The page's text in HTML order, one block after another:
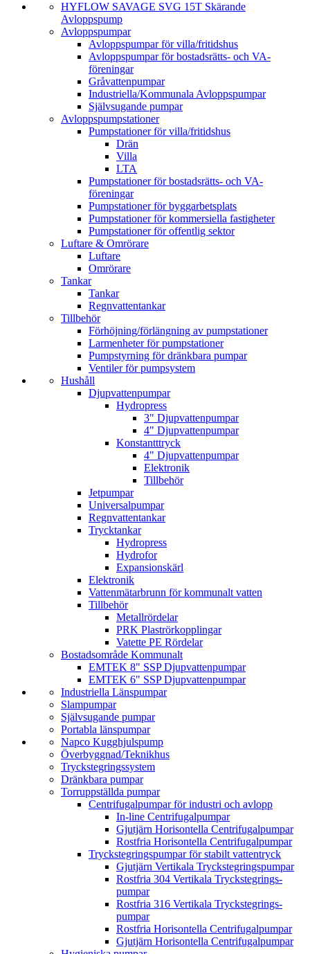
HYFLOW SAVAGE SVG 15T Skärande
Avloppspump
Avloppspumpar
Avloppspumpar för villa/fritidshus
Avloppspumpar för bostadsrätts- och VA-
föreningar
Gråvattenpumpar
Industriella/Kommunala Avloppspumpar
Självsugande pumpar
Avlopps­pumpstationer
Pumpstationer för villa/fritidshus
Drän
Villa
LTA
Pumpstationer för bostadsrätts- och VA-
föreningar
Pumpstationer för byggarbetsplats
Pumpstationer för kommersiella fastigheter
Pumpstationer för offentlig sektor
Luftare & Omrörare
Luftare
Omrörare
Tankar
Tankar
Regnvattentankar
Tillbehör
Förhöjning/förlängning av pumpstationer
Larmenheter för pumpstationer
Pumpstyrning för dränkbara pumpar
Ventiler för pumpsystem
Hushåll
Djupvatten­pumpar
Hydropress
3" Djupvatten­­pumpar
4" Djupvatten­pumpar
Konstantttryck
4" Djupvattenpumpar
Elektronik
Tillbehör
Jetpumpar
Universalpumpar
Regnvattentankar
Trycktankar
Hydropress
Hydrofor
Expansionskärl
Elektronik
Vattenmätarbrunn för kommunalt vatten
Tillbehör
Metallrördelar
PRK Plaströrkopplingar
Vatette PE Rördelar
Bostadsområde Kommunalt
EMTEK 8" SSP Djupvattenpumpar
EMTEK 6" SSP Djupvattenpumpar
Industriella Länspumpar
Slampumpar
Självsugande pumpar
Portabla länspumpar
Napco Kugghjulspump
Överbyggnad/­Teknikhus
Tryckstegrings­system
Dränkbara pumpar
Torrupp­ställda pumpar
Centrifugalpumpar för industri och avlopp
In-line Centrifugalpumpar
Gjutjärn Horisontella Centrifugalpumpar
Rostfria Horisontella Centrifugalpumpar
Tryckstegringspumpar för stabilt vattentryck
Gjutjärn Vertikala Tryckstegrings­pumpar
Rostfria 304 Vertikala Tryckstegrings­
pumpar
Rostfria 316 Vertikala Tryckstegrings­
pumpar
Rostfria Horisontella Centrifugalpumpar
Gjutjärn Horisontella Centrifugalpumpar